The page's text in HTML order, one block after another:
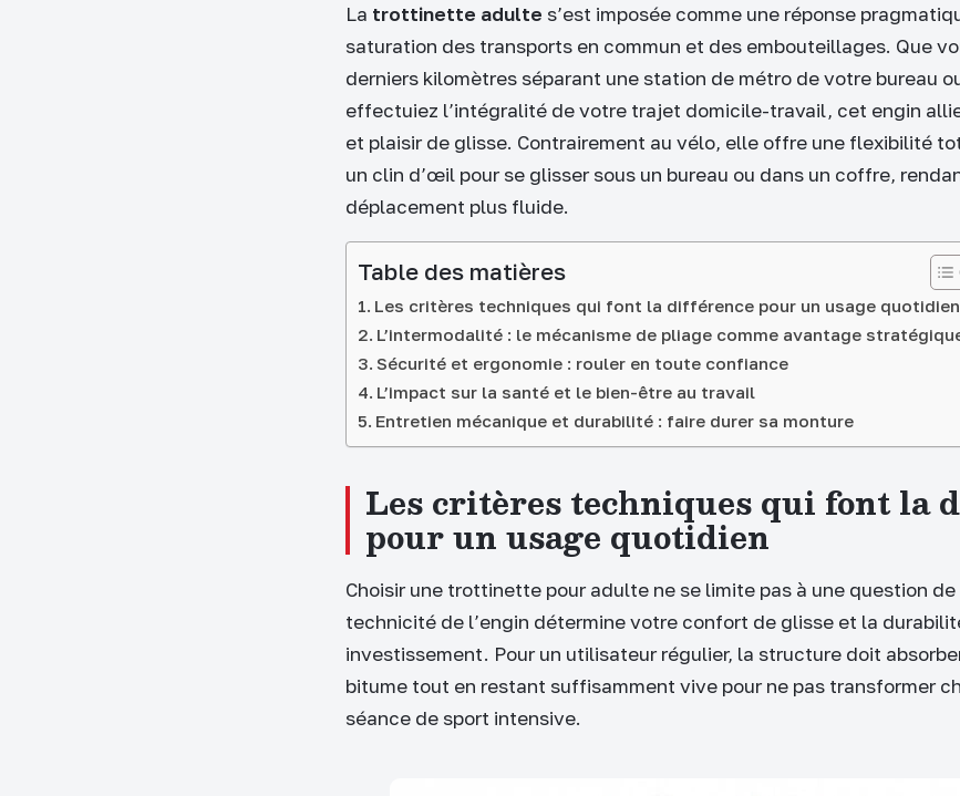
La trottinette adulte s’est imposée comme une réponse
saturation des transports en commun et des embouteillages. Que
derniers kilomètres séparant une station de métro de votre bureau
effectuiez l’intégralité de votre trajet domicile-travail, cet engin
et plaisir de glisse. Contrairement au vélo, elle offre une flexibilité
un clin d’œil pour se glisser sous un bureau ou dans un coffre,
déplacement plus fluide.
Table des matières
Les critères techniques qui font la différence pour un usage quotidien
L’intermodalité : le mécanisme de pliage comme avantage
Sécurité et ergonomie : rouler en toute confiance
L’impact sur la santé et le bien-être au travail
Entretien mécanique et durabilité : faire durer sa monture
Les critères techniques qui font la
pour un usage quotidien
Choisir une trottinette pour adulte ne se limite pas à une question de
technicité de l’engin détermine votre confort de glisse et la
investissement. Pour un utilisateur régulier, la structure doit
bitume tout en restant suffisamment vive pour ne pas transformer
séance de sport intensive.